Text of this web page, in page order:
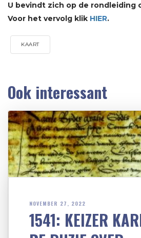
U bevindt zich op de rondleiding
Voor het vervolg klik HIER.
KAART
Ook interessant
NOVEMBER 27, 2022
1541: KEIZER